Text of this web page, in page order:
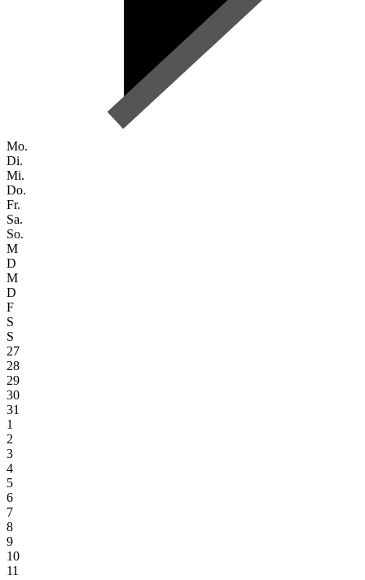
Mo.
Di.
Mi.
Do.
Fr.
Sa.
So.
M
D
M
D
F
S
S
27
28
29
30
31
1
2
3
4
5
6
7
8
9
10
11